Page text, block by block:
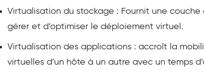
Virtualisation du stockage : Fournit une
gérer et d’optimiser le déploiement virtuel.
Virtualisation des applications : accroît la
virtuelles d’un hôte à un autre avec un temps